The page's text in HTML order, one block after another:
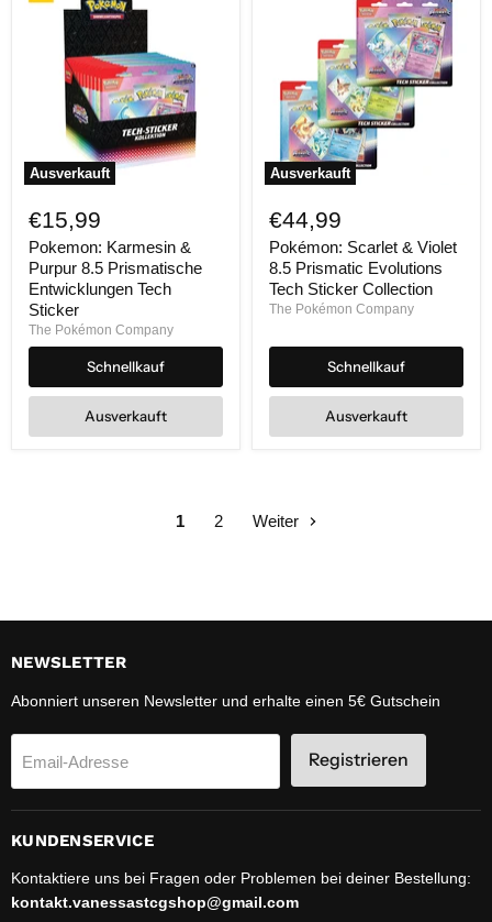
Ausverkauft
Karmesin
&
Purpur
8.5
Prismatische
Entwicklungen
Tech
Sticker
€15,99
Pokemon: Karmesin &
Purpur 8.5 Prismatische
Entwicklungen Tech
Sticker
The Pokémon Company
Schnellkauf
Ausverkauft
Ausverkauft
Scarlet
&
Violet
8.5
Prismatic
Evolutions
Tech
Collection
€44,99
Pokémon: Scarlet & Violet
8.5 Prismatic Evolutions
Tech Sticker Collection
The Pokémon Company
Schnellkauf
Ausverkauft
1 2 Weiter
NEWSLETTER
Abonniert unseren Newsletter und erhalte einen 5€ Gutschein
Email-Adresse Registrieren
KUNDENSERVICE
Kontaktiere uns bei Fragen oder Problemen bei deiner Bestellung:
kontakt.vanessastcgshop@gmail.com